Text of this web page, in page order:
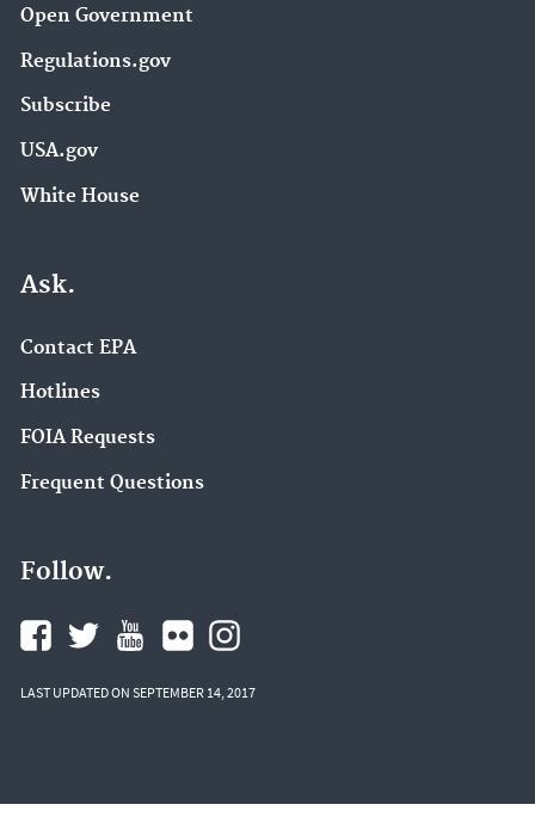
Open Government
Regulations.gov
Subscribe
USA.gov
White House
Ask.
Contact EPA
Hotlines
FOIA Requests
Frequent Questions
Follow.
LAST UPDATED ON SEPTEMBER 14, 2017